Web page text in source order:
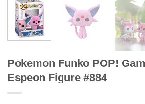
Pokemon Funko POP!
Espeon Figure #884